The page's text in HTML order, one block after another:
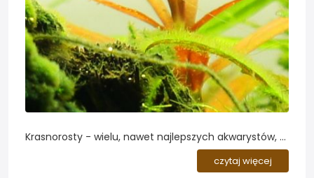
Krasnorosty - wielu, nawet najlepszych akwarystów, w
swoich zbiornikach od czasu do czasu ma tych
czytaj więcej